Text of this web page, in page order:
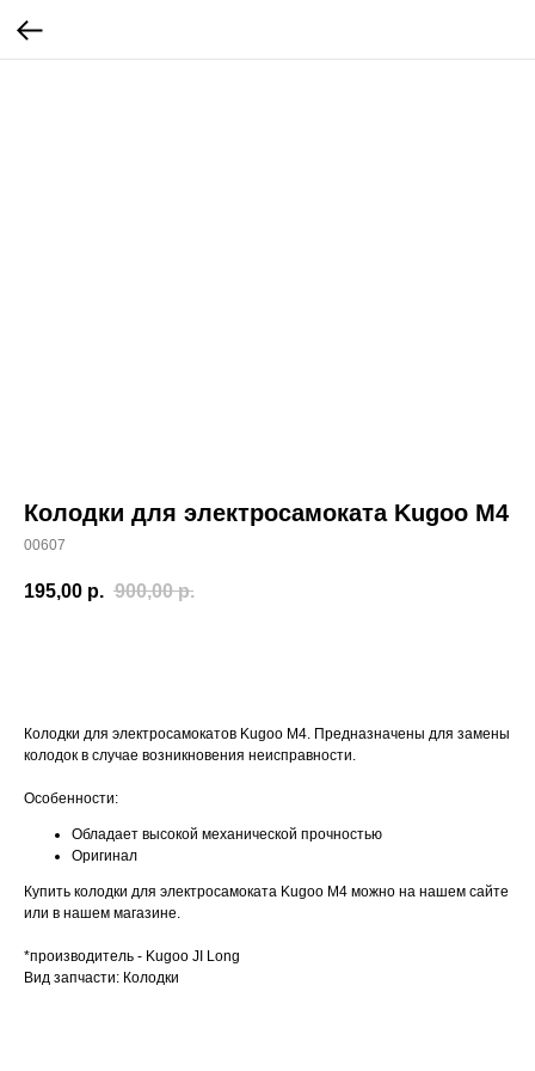
Колодки для электросамоката Kugoo M4
00607
195,00 р. 900,00 р.
Колодки для электросамокатов Kugoo M4. Предназначены для замены
колодок в случае возникновения неисправности.
Особенности:
Обладает высокой механической прочностью
Оригинал
Купить колодки для электросамоката Kugoo M4 можно на нашем сайте
или в нашем магазине.
*производитель - Kugoo JI Long
Вид запчасти: Колодки